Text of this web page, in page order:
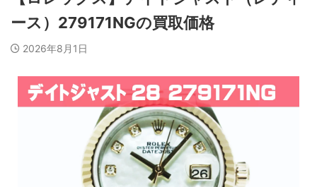
ース）279171NGの買取価格
2026年8月1日